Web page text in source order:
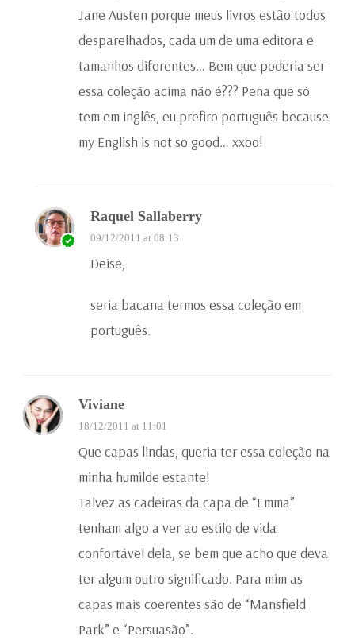
Jane Austen porque meus livros estão todos
desparelhados, cada um de uma editora e
tamanhos diferentes… Bem que poderia ser
essa coleção acima não é??? Pena que só
tem em inglês, eu prefiro português because
my English is not so good… xxoo!
Raquel Sallaberry
09/12/2011 at 08:13
Deise,
seria bacana termos essa coleção em
português.
Viviane
18/12/2011 at 11:01
Que capas lindas, queria ter essa coleção na
minha humilde estante!
Talvez as cadeiras da capa de “Emma”
tenham algo a ver ao estilo de vida
confortável dela, se bem que acho que deva
ter algum outro significado. Para mim as
capas mais coerentes são de “Mansfield
Park” e “Persuasão”.